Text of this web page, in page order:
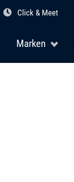
Click & Meet
Marken